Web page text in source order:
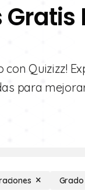
Quizizz!
para
Grado